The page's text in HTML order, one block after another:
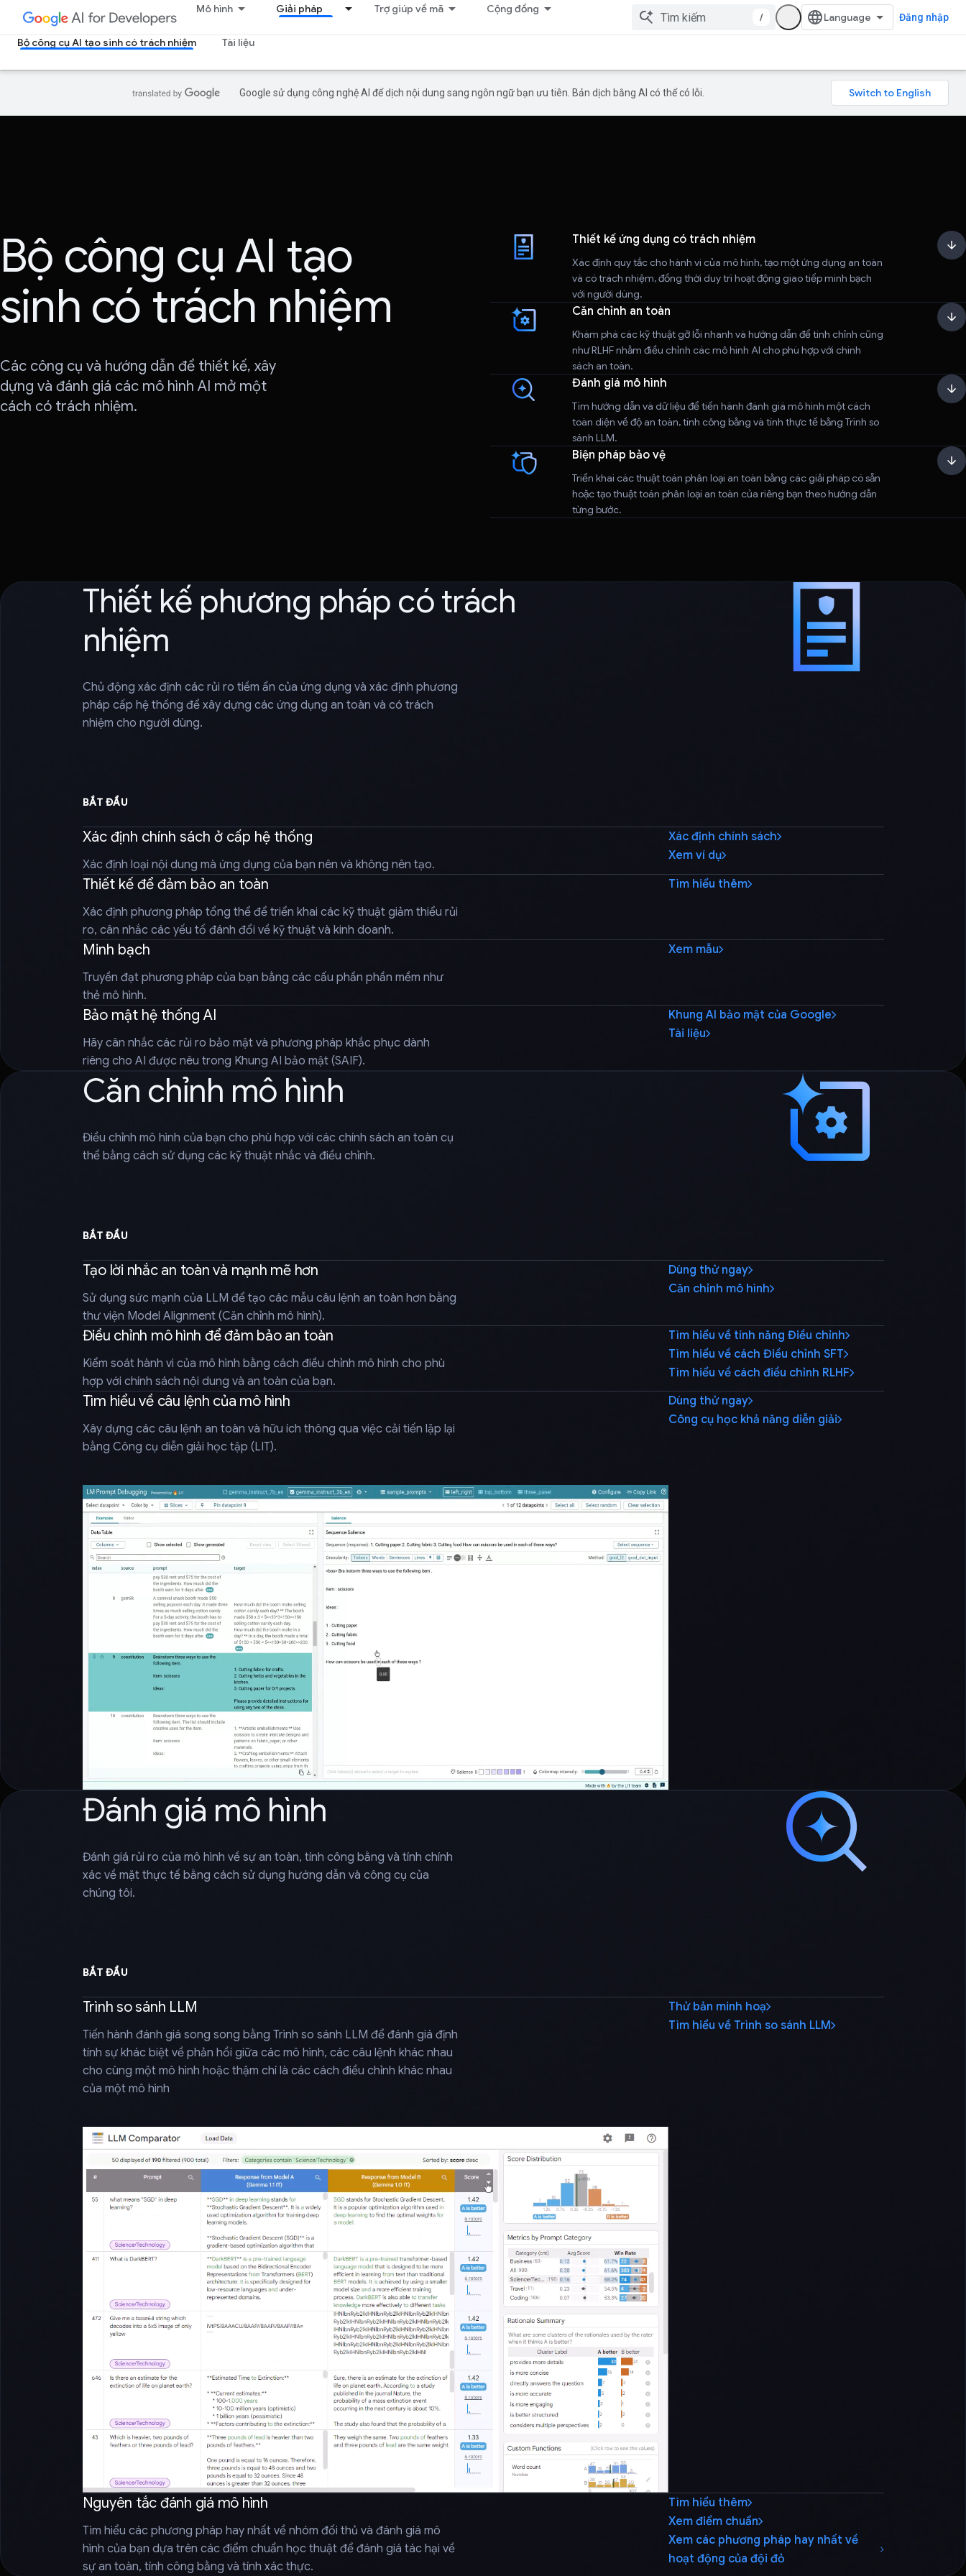
Mô hình Giải pháp Trợ giúp về mã Cộng đồng
/ Đăng nhập
Bộ công cụ AI tạo sinh có trách nhiệm Tài liệu
Google sử dụng công nghệ AI để dịch nội dung sang ngôn ngữ bạn ưu tiên. Bản dịch bằng AI có thể có lỗi.
Bộ công cụ AI tạo
sinh có trách nhiệm
Các công cụ và hướng dẫn để thiết kế, xây
dựng và đánh giá các mô hình AI mở một
cách có trách nhiệm.
Thiết kế ứng dụng có trách nhiệm
Xác định quy tắc cho hành vi của mô hình, tạo một ứng dụng an toàn
và có trách nhiệm, đồng thời duy trì hoạt động giao tiếp minh bạch
với người dùng.
Căn chỉnh an toàn
Khám phá các kỹ thuật gỡ lỗi nhanh và hướng dẫn để tinh chỉnh cũng
như RLHF nhằm điều chỉnh các mô hình AI cho phù hợp với chính
sách an toàn.
Đánh giá mô hình
Tìm hướng dẫn và dữ liệu để tiến hành đánh giá mô hình một cách
toàn diện về độ an toàn, tính công bằng và tính thực tế bằng Trình so
sánh LLM.
Biện pháp bảo vệ
Triển khai các thuật toán phân loại an toàn bằng các giải pháp có sẵn
hoặc tạo thuật toán phân loại an toàn của riêng bạn theo hướng dẫn
từng bước.
Thiết kế phương pháp có trách
nhiệm
Chủ động xác định các rủi ro tiềm ẩn của ứng dụng và xác định phương
pháp cấp hệ thống để xây dựng các ứng dụng an toàn và có trách
nhiệm cho người dùng.
BẮT ĐẦU
Xác định chính sách ở cấp hệ thống
Xác định loại nội dung mà ứng dụng của bạn nên và không nên tạo.
Xác định chính sách
Xem ví dụ
Thiết kế để đảm bảo an toàn
Xác định phương pháp tổng thể để triển khai các kỹ thuật giảm thiểu rủi
ro, cân nhắc các yếu tố đánh đổi về kỹ thuật và kinh doanh.
Tìm hiểu thêm
Minh bạch
Truyền đạt phương pháp của bạn bằng các cấu phần phần mềm như
thẻ mô hình.
Xem mẫu
Bảo mật hệ thống AI
Hãy cân nhắc các rủi ro bảo mật và phương pháp khắc phục dành
riêng cho AI được nêu trong Khung AI bảo mật (SAIF).
Khung AI bảo mật của Google
Tài liệu
Căn chỉnh mô hình
Điều chỉnh mô hình của bạn cho phù hợp với các chính sách an toàn cụ
thể bằng cách sử dụng các kỹ thuật nhắc và điều chỉnh.
BẮT ĐẦU
Tạo lời nhắc an toàn và mạnh mẽ hơn
Sử dụng sức mạnh của LLM để tạo các mẫu câu lệnh an toàn hơn bằng
thư viện Model Alignment (Căn chỉnh mô hình).
Dùng thử ngay
Căn chỉnh mô hình
Điều chỉnh mô hình để đảm bảo an toàn
Kiểm soát hành vi của mô hình bằng cách điều chỉnh mô hình cho phù
hợp với chính sách nội dung và an toàn của bạn.
Tìm hiểu về tính năng Điều chỉnh
Tìm hiểu về cách Điều chỉnh SFT
Tìm hiểu về cách điều chỉnh RLHF
Tìm hiểu về câu lệnh của mô hình
Xây dựng các câu lệnh an toàn và hữu ích thông qua việc cải tiến lặp lại
bằng Công cụ diễn giải học tập (LIT).
Dùng thử ngay
Công cụ học khả năng diễn giải
Đánh giá mô hình
Đánh giá rủi ro của mô hình về sự an toàn, tính công bằng và tính chính
xác về mặt thực tế bằng cách sử dụng hướng dẫn và công cụ của
chúng tôi.
BẮT ĐẦU
Trình so sánh LLM
Tiến hành đánh giá song song bằng Trình so sánh LLM để đánh giá định
tính sự khác biệt về phản hồi giữa các mô hình, các câu lệnh khác nhau
cho cùng một mô hình hoặc thậm chí là các cách điều chỉnh khác nhau
của một mô hình
Thử bản minh hoạ
Tìm hiểu về Trình so sánh LLM
Nguyên tắc đánh giá mô hình
Tìm hiểu các phương pháp hay nhất về nhóm đối thủ và đánh giá mô
hình của bạn dựa trên các điểm chuẩn học thuật để đánh giá tác hại về
sự an toàn, tính công bằng và tính xác thực.
Tìm hiểu thêm
Xem điểm chuẩn
Xem các phương pháp hay nhất về
hoạt động của đội đỏ